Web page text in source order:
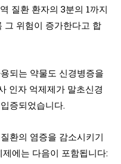
질환 환자의 3분의 1까지
그 위험이 증가한다고 합
되는 약물도 신경병증을
인자 억제제가 말초신경
증되었습니다.
환의 염증을 감소시키기
에는 다음이 포함됩니다: